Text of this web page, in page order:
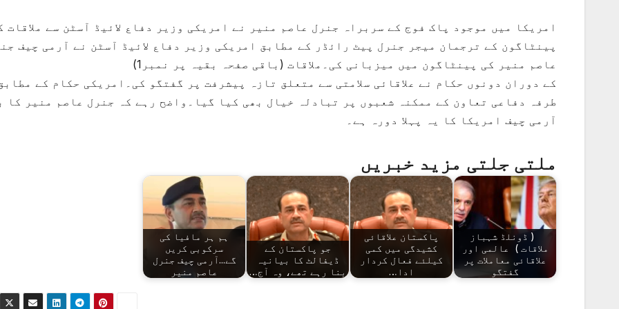
امریکا میں موجود پاک فوج کے سربراہ جنرل عاصم منیر نے امریکی وزیر دفاع لائیڈ آسٹن سے ملاقات
پینٹاگون کے ترجمان میجر جنرل پیٹ رائڈر کے مطابق امریکی وزیر دفاع لائیڈ آسٹن نے آرمی چیف
عاصم منیر کی پینٹاگون میں میزبانی کی۔ملاقات (باقی صفحہ بقیہ پر نمبر1)
کے دوران دونوں حکام نے علاقائی سلامتی سے متعلق تازہ پیشرفت پر گفتگو کی۔امریکی حکام کے
طرفہ دفاعی تعاون کے ممکنہ شعبوں پر تبادلہ خیال بھی کیا گیا۔واضح رہے کہ جنرل عاصم منیر کا
آرمی چیف امریکا کا یہ پہلا دورہ ہے۔
ملتی جلتی مزید خبریں
( ڈونلڈ شہباز
ملاقات ) عالمی اور
علاقائی معاملات پر
گفتگو
پاکستان علاقائی
کشیدگی میں کمی
کیلئے فعال کردار
ادا…
جو پاکستان کے
ڈیفالٹ کا بیانیہ
بنا رہے تھے، وہ آج…
ہم ہر مافیا کی
سرکوبی کریں
گے...آرمی چیف جنرل
عاصم منیر